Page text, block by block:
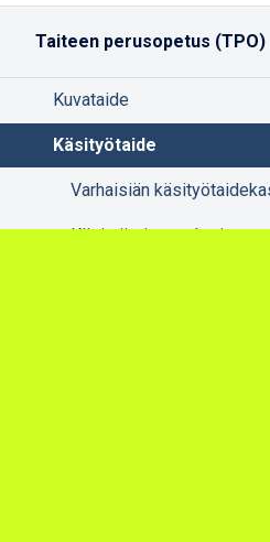
Taiteen perusopetus (TPO)
Kuvataide
Käsityötaide
Varhaisiän
Käsityötaiteen yhteiset